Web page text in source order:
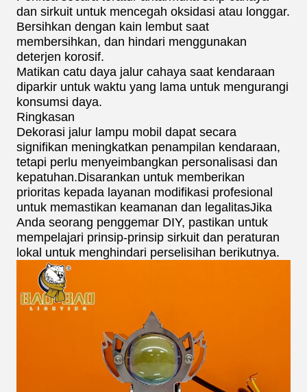
dan sirkuit untuk mencegah oksidasi atau longgar.
Bersihkan dengan kain lembut saat
membersihkan, dan hindari menggunakan
deterjen korosif.
Matikan catu daya jalur cahaya saat kendaraan
diparkir untuk waktu yang lama untuk mengurangi
konsumsi daya.
Ringkasan
Dekorasi jalur lampu mobil dapat secara
signifikan meningkatkan penampilan kendaraan,
tetapi perlu menyeimbangkan personalisasi dan
kepatuhan.Disarankan untuk memberikan
prioritas kepada layanan modifikasi profesional
untuk memastikan keamanan dan legalitasJika
Anda seorang penggemar DIY, pastikan untuk
mempelajari prinsip-prinsip sirkuit dan peraturan
lokal untuk menghindari perselisihan berikutnya.